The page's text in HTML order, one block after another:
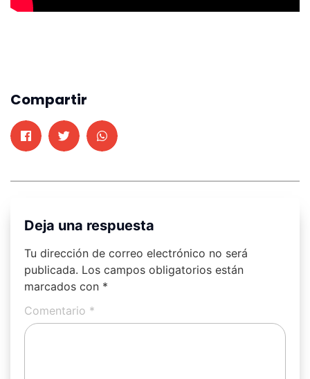
Compartir
Deja una respuesta
Tu dirección de correo electrónico no será
publicada. Los campos obligatorios están
marcados con *
Comentario *